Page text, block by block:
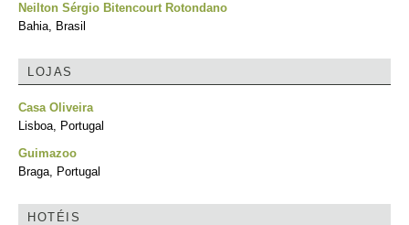
Neilton Sérgio Bitencourt Rotondano
Bahia, Brasil
LOJAS
Casa Oliveira
Lisboa, Portugal
Guimazoo
Braga, Portugal
HOTÉIS